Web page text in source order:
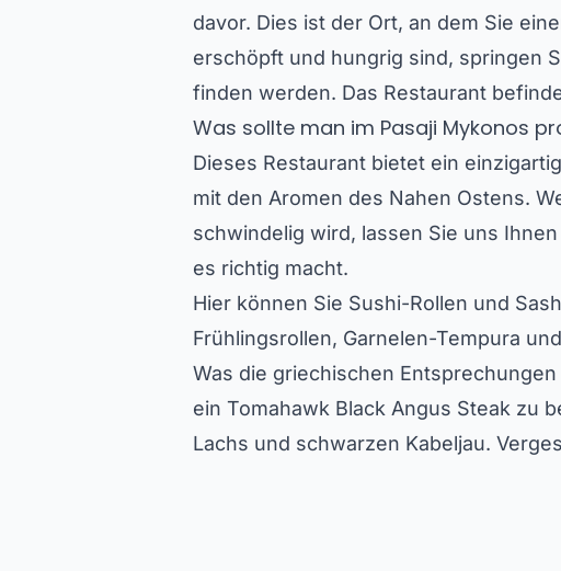
davor. Dies ist der Ort, an dem Sie
erschöpft und hungrig sind, springen
finden werden. Das Restaurant
Was sollte man im Pasaji Mykonos
Dieses Restaurant bietet ein
mit den Aromen des Nahen Ostens.
schwindelig wird, lassen Sie uns
es richtig macht.
Hier können Sie Sushi-Rollen und
Frühlingsrollen, Garnelen-Tempura
Was die griechischen
ein Tomahawk Black Angus Steak zu
Lachs und schwarzen Kabeljau.